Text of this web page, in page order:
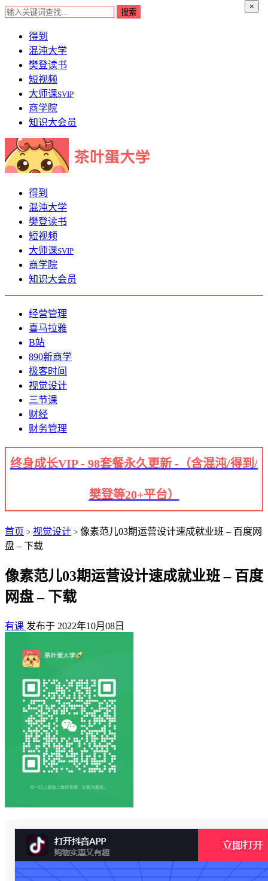
×
得到
混沌大学
樊登读书
短视频
大师课SVIP
商学院
知识大会员
得到
混沌大学
樊登读书
短视频
大师课SVIP
商学院
知识大会员
经营管理
喜马拉雅
B站
890新商学
极客时间
视觉设计
三节课
财经
财务管理
终身成长VIP - 98套餐永久更新 -（含混沌/得到/
樊登等20+平台）
首页 > 视觉设计 > 像素范儿03期运营设计速成就业班 – 百度网
盘 – 下载
像素范儿03期运营设计速成就业班 – 百度
网盘 – 下载
有课 发布于 2022年10月08日